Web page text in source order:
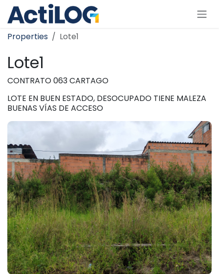
Skip to Content
Properties Lote1
Lote1
CONTRATO 063 CARTAGO
LOTE EN BUEN ESTADO, DESOCUPADO TIENE MALEZA
BUENAS VÍAS DE ACCESO